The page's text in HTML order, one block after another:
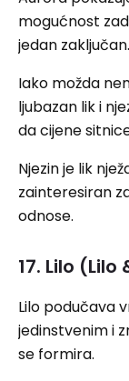
mogućnost
jedan zaključan.
Iako možda
ljubazan lik i
da cijene
Njezin je lik
zainteresiran
odnose.
17. Lilo
Lilo podučava
jedinstvenim i
se formira.